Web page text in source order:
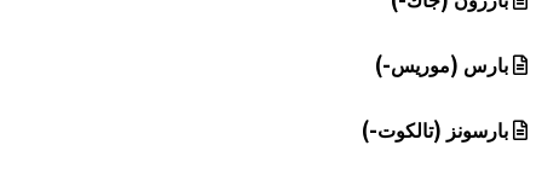
بارس (موريس-)
بارسونز (تالكوت-)